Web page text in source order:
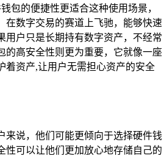
包的便捷性更适合这种使用场景，
在数字交易的赛道上飞驰，能够快速
用户只是长期持有数字资产，不经常
的高安全性则更为重要，它就像一座
着资产,让用户无需担心资产的安全
来说，他们可能更倾向于选择硬件钱
性可以让他们更加放心地存储自己的